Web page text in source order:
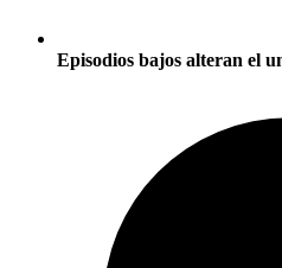
Episodios bajos alteran el